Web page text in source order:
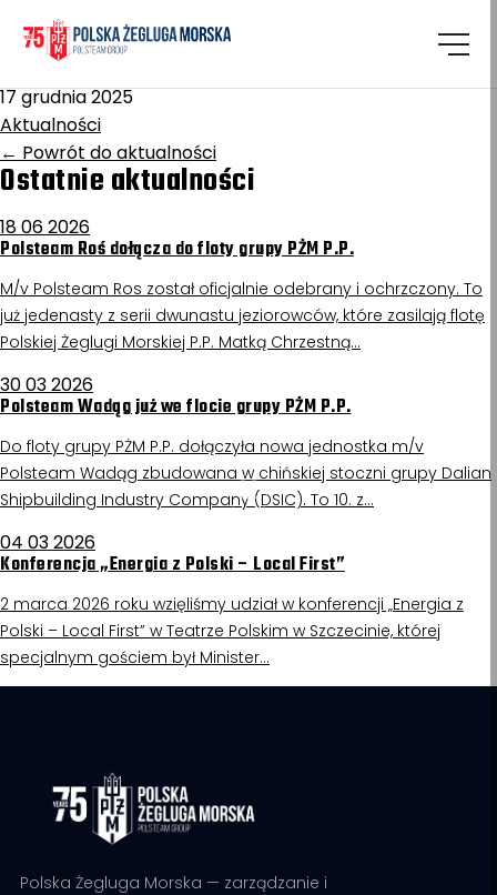
Homepage
Rysy II
17 grudnia 2025
Aktualności
← Powrót do aktualności
Ostatnie aktualności
18 06 2026
Polsteam Roś dołącza do floty grupy PŻM P.P.
M/v Polsteam Ros został oficjalnie odebrany i ochrzczony. To
już jedenasty z serii dwunastu jeziorowców, które zasilają flotę
Polskiej Żeglugi Morskiej P.P. Matką Chrzestną…
30 03 2026
Polsteam Wadąg już we flocie grupy PŻM P.P.
Do floty grupy PŻM P.P. dołączyła nowa jednostka m/v
Polsteam Wadąg zbudowana w chińskiej stoczni grupy Dalian
Shipbuilding Industry Company (DSIC). To 10. z…
04 03 2026
Konferencja „Energia z Polski – Local First”
2 marca 2026 roku wzięliśmy udział w konferencji „Energia z
Polski – Local First” w Teatrze Polskim w Szczecinie, której
specjalnym gościem był Minister…
Polska Żegluga Morska — zarządzanie i